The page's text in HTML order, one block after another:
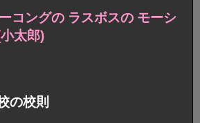
コングの ラスボスの モーシ
太郎)
の校則